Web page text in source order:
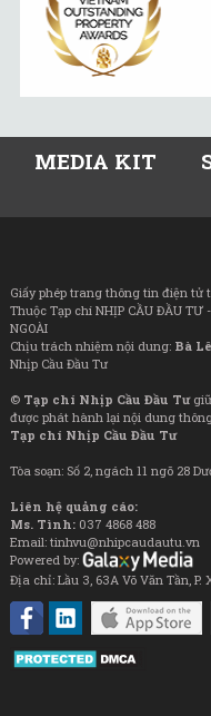
MEDIA KIT
Giấy phép trang thông tin điện tử
Thuộc Tạp chí NHỊP CẦU ĐẦU TƯ
NGOÀI
Chịu trách nhiệm nội dung: Bà
Nhịp Cầu Đầu Tư
© Tạp chí Nhịp Cầu Đầu Tưgiữ
được phát hành lại nội dung
Tạp chí Nhịp Cầu Đầu Tư
Tòa soạn: Số 2, ngách 11 ngõ 28
Liên hệ quảng cáo:
Ms. Tình: 037 4868 488
Email: tinhvu@nhipcaudautu.vn
Powered by:
Địa chỉ: Lầu 3, 63A Võ Văn Tần, P.